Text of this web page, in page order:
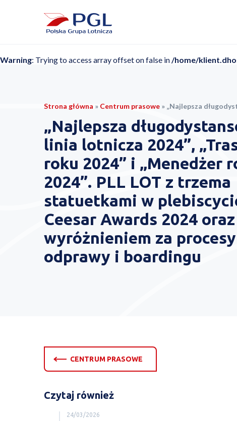
Warning: Trying to access array offset on false in/home/
Strona główna » Centrum prasowe » „Najlepsza długodystansowa linia lotnicza 2024”, „Trasa roku 2024” i „Menedżer roku 2024”. PLL LOT z trzema statuetkami w
„Najlepsza
linia lotnicza 2024”,
roku 2024” i „Menedżer
2024”. PLL LOT z trzema
statuetkami w
Ceesar Awards 2024 oraz
wyróżnieniem za procesy
odprawy i boardingu
CENTRUM PRASOWE
Czytaj również
24/03/2026